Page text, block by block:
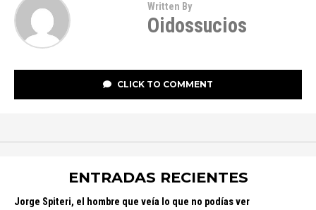
Written By
Oidossucios
CLICK TO COMMENT
ENTRADAS RECIENTES
Jorge Spiteri, el hombre que veía lo que no podías ver